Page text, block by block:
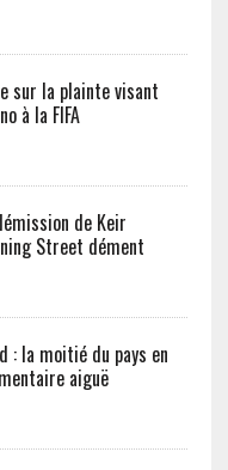
sur la plainte visant
à la FIFA
de Keir
Street dément
: la moitié du pays en
aiguë